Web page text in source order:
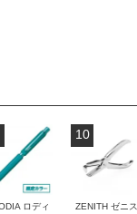
ロディ
10
ZENITH ゼニス